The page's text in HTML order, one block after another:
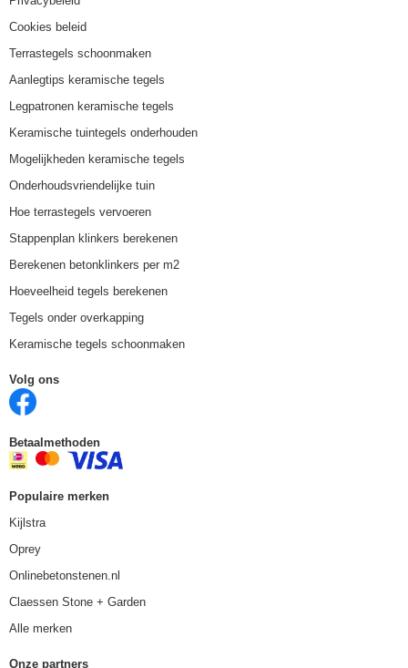
Cookies beleid
Terrastegels schoonmaken
Aanlegtips keramische tegels
Legpatronen keramische tegels
Keramische tuintegels onderhouden
Mogelijkheden keramische tegels
Onderhoudsvriendelijke tuin
Hoe terrastegels vervoeren
Stappenplan klinkers berekenen
Berekenen betonklinkers per m2
Hoeveelheid tegels berekenen
Tegels onder overkapping
Keramische tegels schoonmaken
Volg ons
Betaalmethoden
Populaire merken
Kijlstra
Oprey
Onlinebetonstenen.nl
Claessen Stone + Garden
Alle merken
Onze partners